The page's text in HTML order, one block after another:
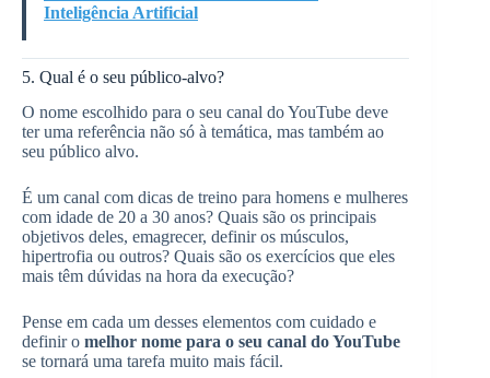
Inteligência Artificial
5. Qual é o seu público-alvo?
O nome escolhido para o seu canal do YouTube deve
ter uma referência não só à temática, mas também ao
seu público alvo.
É um canal com dicas de treino para homens e mulheres
com idade de 20 a 30 anos? Quais são os principais
objetivos deles, emagrecer, definir os músculos,
hipertrofia ou outros? Quais são os exercícios que eles
mais têm dúvidas na hora da execução?
Pense em cada um desses elementos com cuidado e
definir o melhor nome para o seu canal do YouTube
se tornará uma tarefa muito mais fácil.